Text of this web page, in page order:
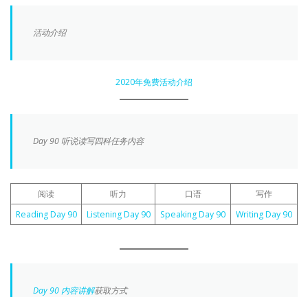
活动介绍
2020年免费活动介绍
Day 90 听说读写四科任务内容
阅读 听力 口语
写作
Reading Day 90
Listening Day 90 Speaking Day 90 Writing Day 90
Day 90 内容讲解获取方式